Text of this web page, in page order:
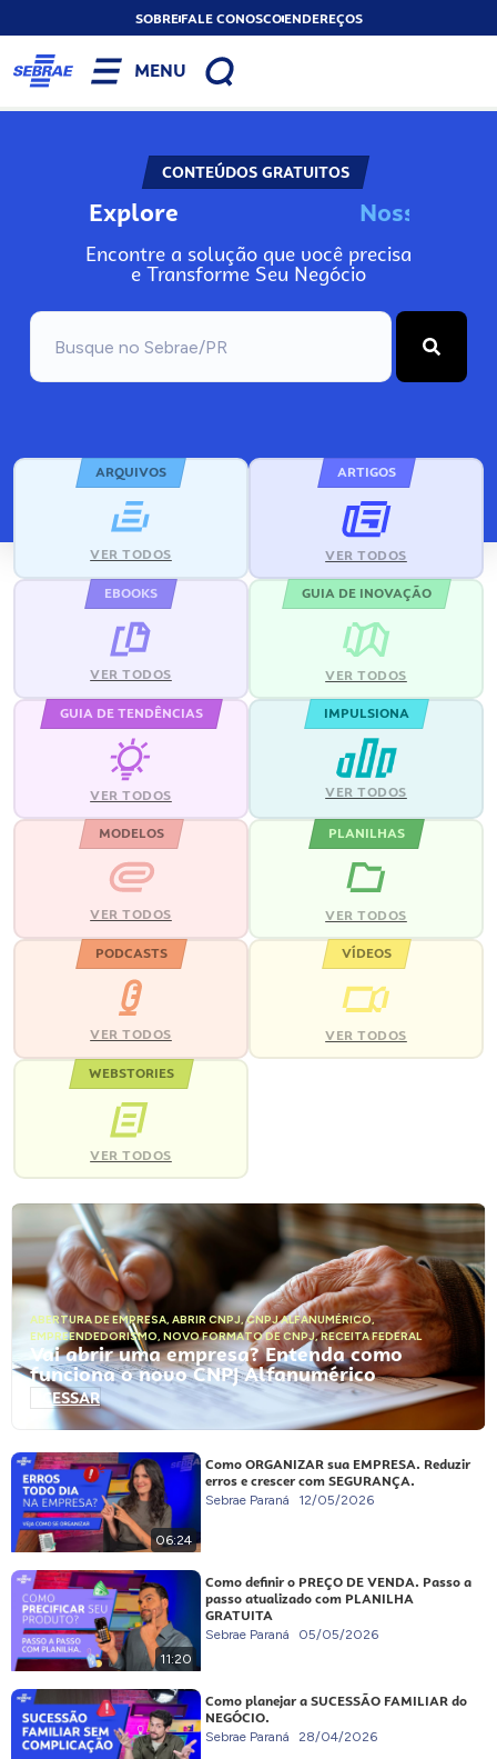
SOBREFALE CONOSCOENDEREÇOS
MENU
CONTEÚDOS GRATUITOS
Explore o
Encontre a solução que você precisa
e Transforme Seu Negócio
ARQUIVOS
VER TODOS
ARTIGOS
VER TODOS
EBOOKS
VER TODOS
GUIA DE INOVAÇÃO
VER TODOS
GUIA DE TENDÊNCIAS
VER TODOS
IMPULSIONA
VER TODOS
MODELOS
VER TODOS
PLANILHAS
VER TODOS
PODCASTS
VER TODOS
VÍDEOS
VER TODOS
WEBSTORIES
VER TODOS
ABERTURA DE EMPRESA, ABRIR CNPJ,CNPJ ALFANUMÉRICO,
EMPREENDEDORISMO, NOVO FORMATO DE CNPJ,RECEITA FEDERAL
Vai abrir uma empresa? Entenda como
funciona o novo CNPJ Alfanumérico
ACESSAR
06:24
Como ORGANIZAR sua EMPRESA. Reduzir
erros e crescer com SEGURANÇA.
Sebrae Paraná 12/05/2026
11:20
Como definir o PREÇO DE VENDA. Passo a
passo atualizado com PLANILHA
GRATUITA
Sebrae Paraná 05/05/2026
Como planejar a SUCESSÃO FAMILIAR do
NEGÓCIO.
Sebrae Paraná 28/04/2026